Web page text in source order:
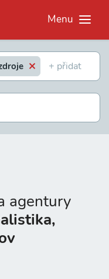
Menu
agentury